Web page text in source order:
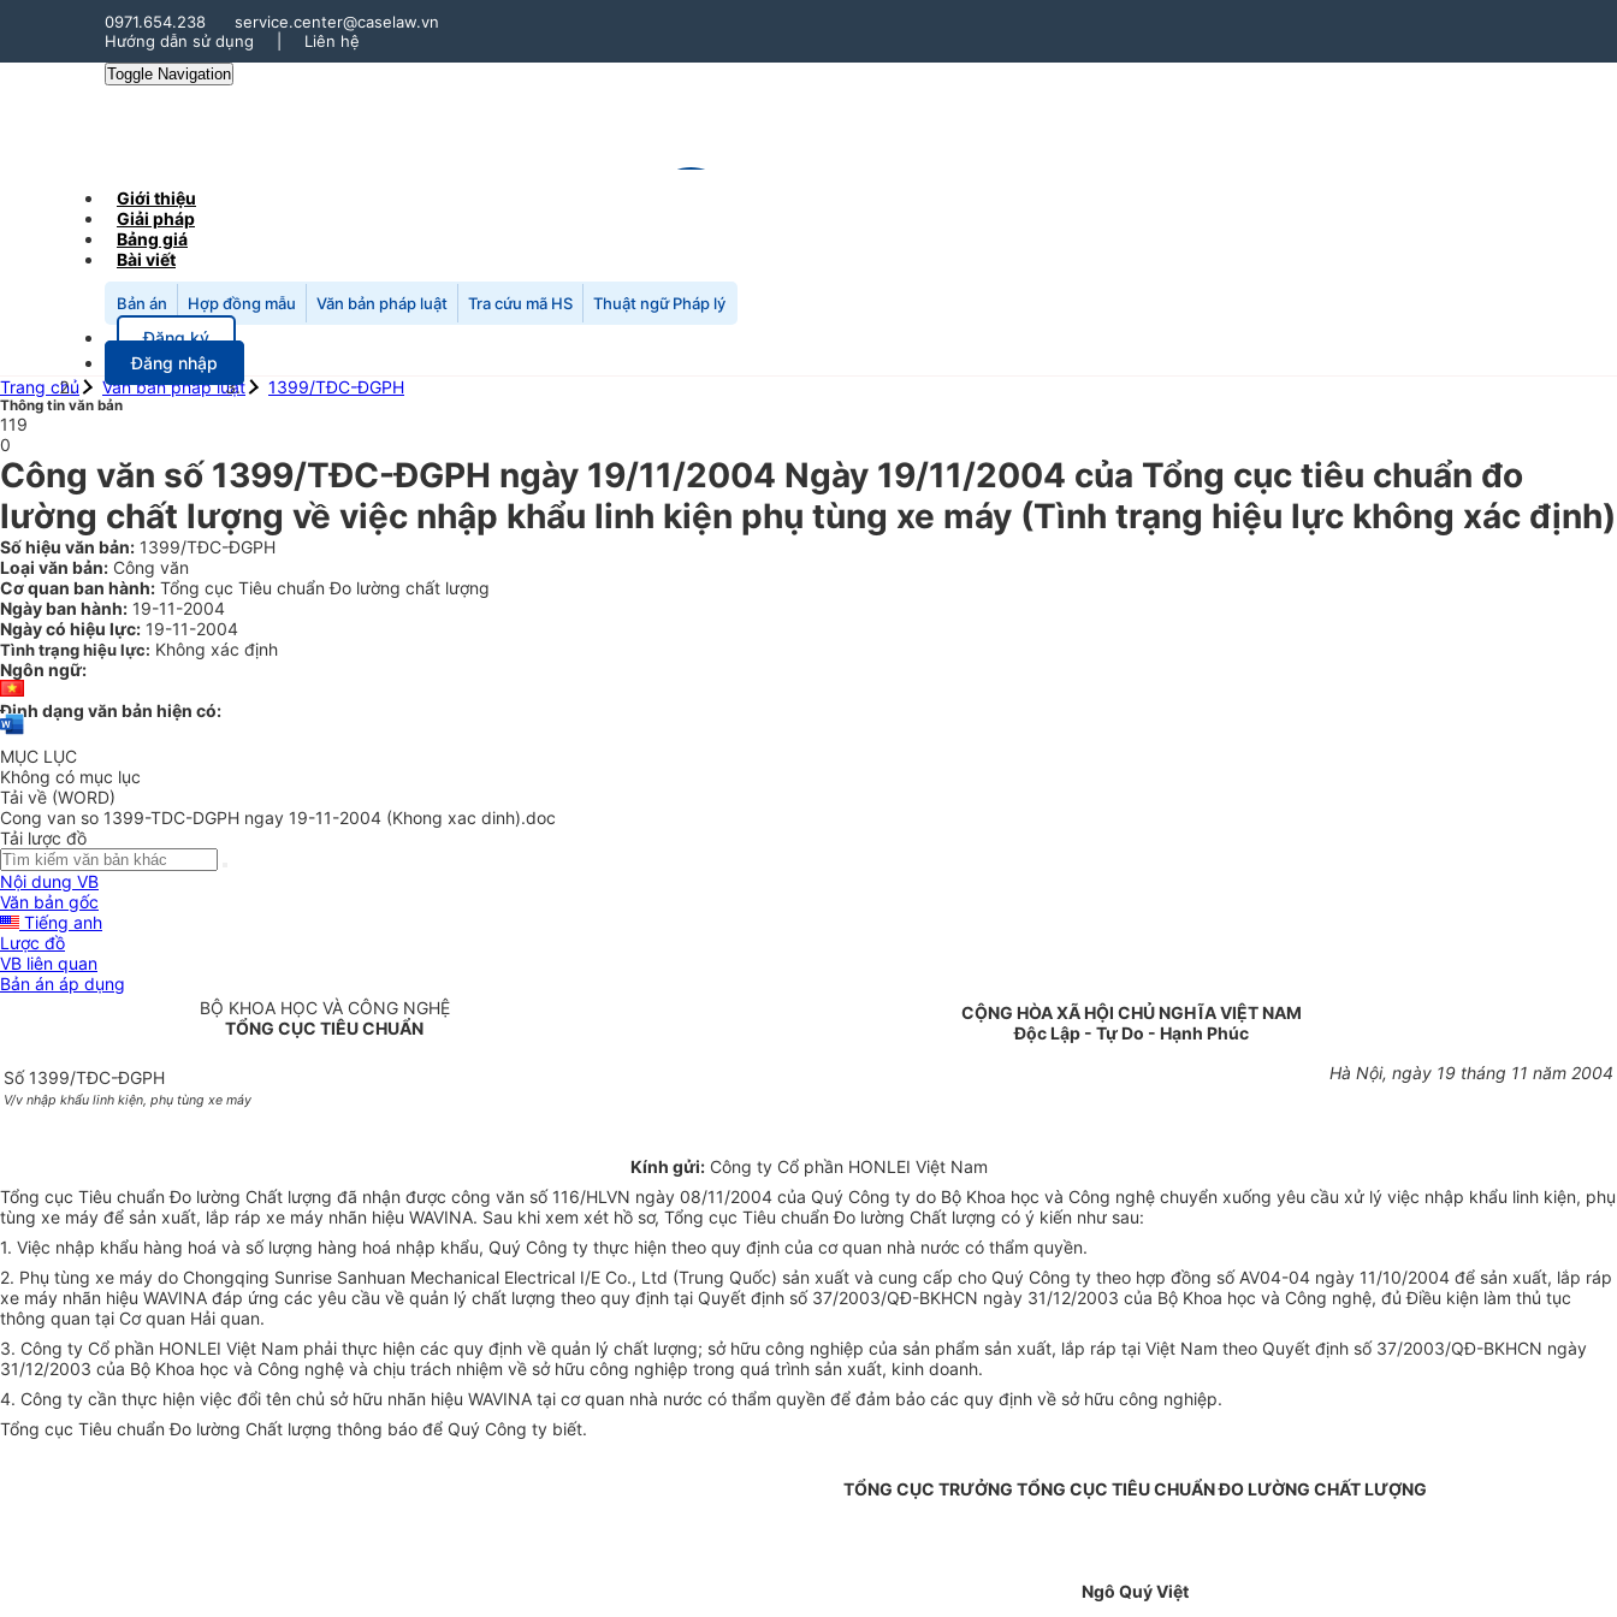
0971.654.238
service.center@caselaw.vn
Hướng dẫn sử dụng
Liên hệ
Toggle Navigation
Giới thiệu
Giải pháp
Bảng giá
Bài viết
Bản án Hợp đồng mẫu Văn bản pháp luật Tra cứu mã HS Thuật ngữ Pháp lý
Đăng ký
Đăng nhập
Trang chủ
Văn bản pháp luật 1399/TĐC-ĐGPH
Thông tin văn bản
119
0
Công văn số 1399/TĐC-ĐGPH ngày 19/11/2004 Ngày 19/11/2004 của Tổng cục tiêu chuẩn đo
lường chất lượng về việc nhập khẩu linh kiện phụ tùng xe máy (Tình trạng hiệu lực không xác định)
Số hiệu văn bản: 1399/TĐC-ĐGPH
Loại văn bản: Công văn
Cơ quan ban hành: Tổng cục Tiêu chuẩn Đo lường chất lượng
Ngày ban hành: 19-11-2004
Ngày có hiệu lực: 19-11-2004
Tình trạng hiệu lực: Không xác định
Ngôn ngữ:
Định dạng văn bản hiện có:
MỤC LỤC
Không có mục lục
Tải về (WORD)
Cong van so 1399-TDC-DGPH ngay 19-11-2004 (Khong xac dinh).doc
Tải lược đồ
Nội dung VB
Văn bản gốc
Tiếng anh
Lược đồ
VB liên quan
Bản án áp dụng
BỘ KHOA HỌC VÀ CÔNG NGHỆ
TỔNG CỤC TIÊU CHUẨN
CỘNG HÒA XÃ HỘI CHỦ NGHĨA VIỆT NAM
Độc Lập - Tự Do - Hạnh Phúc
Số 1399/TĐC-ĐGPH
V/v nhập khẩu linh kiện, phụ tùng xe máy
Hà Nội, ngày 19 tháng 11 năm 2004
Kính gửi:Công ty Cổ phần HONLEI Việt Nam
Tổng cục Tiêu chuẩn Đo lường Chất lượng đã nhận được công văn số 116/HLVN ngày 08/11/2004 của Quý Công ty do Bộ Khoa học và Công nghệ chuyển xuống yêu cầu xử lý việc nhập khẩu linh kiện, phụ
tùng xe máy để sản xuất, lắp ráp xe máy nhãn hiệu WAVINA. Sau khi xem xét hồ sơ, Tổng cục Tiêu chuẩn Đo lường Chất lượng có ý kiến như sau:
1. Việc nhập khẩu hàng hoá và số lượng hàng hoá nhập khẩu, Quý Công ty thực hiện theo quy định của cơ quan nhà nước có thẩm quyền.
2. Phụ tùng xe máy do Chongqing Sunrise Sanhuan Mechanical Electrical I/E Co., Ltd (Trung Quốc) sản xuất và cung cấp cho Quý Công ty theo hợp đồng số AV04-04 ngày 11/10/2004 để sản xuất, lắp ráp
xe máy nhãn hiệu WAVINA đáp ứng các yêu cầu về quản lý chất lượng theo quy định tại Quyết định số 37/2003/QĐ-BKHCN ngày 31/12/2003 của Bộ Khoa học và Công nghệ, đủ Điều kiện làm thủ tục
thông quan tại Cơ quan Hải quan.
3. Công ty Cổ phần HONLEI Việt Nam phải thực hiện các quy định về quản lý chất lượng; sở hữu công nghiệp của sản phẩm sản xuất, lắp ráp tại Việt Nam theo Quyết định số 37/2003/QĐ-BKHCN ngày
31/12/2003 của Bộ Khoa học và Công nghệ và chịu trách nhiệm về sở hữu công nghiệp trong quá trình sản xuất, kinh doanh.
4. Công ty cần thực hiện việc đổi tên chủ sở hữu nhãn hiệu WAVINA tại cơ quan nhà nước có thẩm quyền để đảm bảo các quy định về sở hữu công nghiệp.
Tổng cục Tiêu chuẩn Đo lường Chất lượng thông báo để Quý Công ty biết.
TỔNG CỤC TRƯỞNG TỔNG CỤC TIÊU CHUẨN ĐO LƯỜNG CHẤT LƯỢNG
Ngô Quý Việt